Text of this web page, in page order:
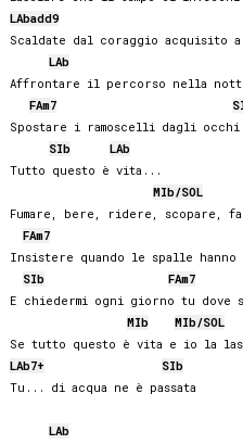
LAbadd9
Scaldate dal coraggio acquisito
LAb
Affrontare il percorso nella
FAm7
Spostare i ramoscelli dagli occhi
SIb
LAb
Tutto questo è vita...
MIb/SOL
Fumare, bere, ridere, scopare,
FAm7
Insistere quando le spalle
SIb
FAm7
E chiedermi ogni giorno tu
MIb
MIb/SOL
LAb7+
SIb
Tu... di acqua ne è passata
LAb